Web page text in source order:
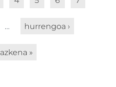
… hurrengoa ›
azkena »